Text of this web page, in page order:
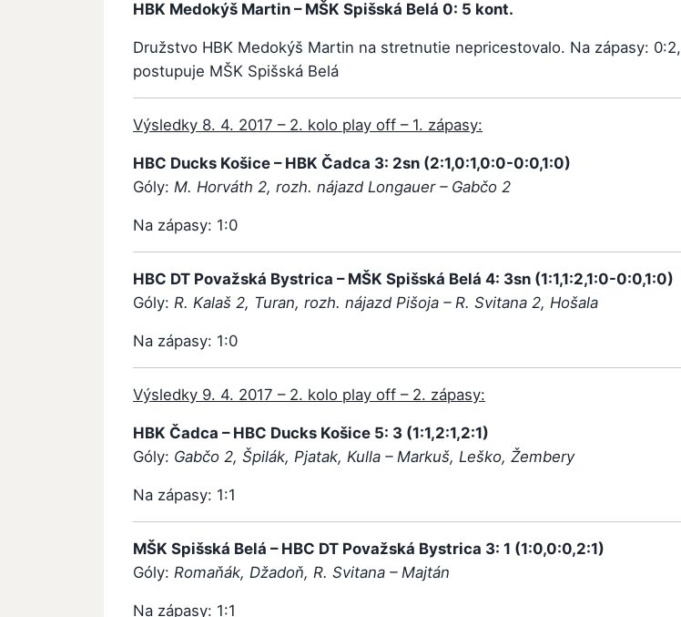
HBK Medokýš Martin – MŠK Spišská Belá 0: 5 kont.
Družstvo HBK Medokýš Martin na stretnutie nepricestovalo. Na zápasy: 0:2,
postupuje MŠK Spišská Belá
Výsledky 8. 4. 2017 – 2. kolo play off – 1. zápasy:
HBC Ducks Košice – HBK Čadca 3: 2sn (2:1,0:1,0:0-0:0,1:0)
Góly: M. Horváth 2, rozh. nájazd Longauer – Gabčo 2
Na zápasy: 1:0
HBC DT Považská Bystrica – MŠK Spišská Belá 4: 3sn (1:1,1:2,1:0-0:0,1:0)
Góly: R. Kalaš 2, Turan, rozh. nájazd Pišoja – R. Svitana 2, Hošala
Na zápasy: 1:0
Výsledky 9. 4. 2017 – 2. kolo play off – 2. zápasy:
HBK Čadca – HBC Ducks Košice 5: 3 (1:1,2:1,2:1)
Góly: Gabčo 2, Špilák, Pjatak, Kulla – Markuš, Leško, Žembery
Na zápasy: 1:1
MŠK Spišská Belá – HBC DT Považská Bystrica 3: 1 (1:0,0:0,2:1)
Góly: Romaňák, Džadoň, R. Svitana – Majtán
Na zápasy: 1:1